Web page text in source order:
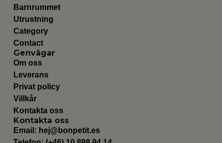
Barnrummet
Utrustning
Category
Contact
Genvägar
Om oss
Leverans
Privat policy
Villkår
Kontakta oss
Kontakta oss
Email: hej@bonpetit.es